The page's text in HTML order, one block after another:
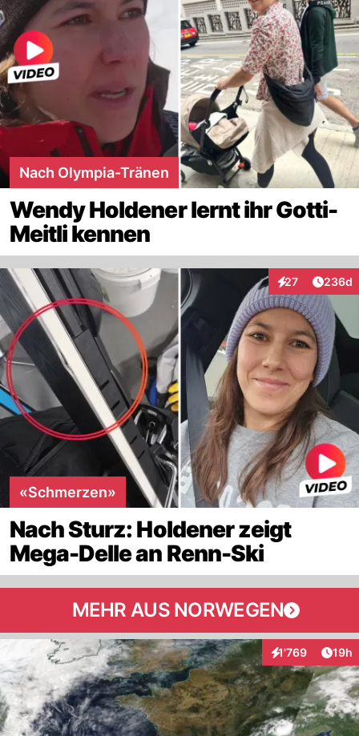
Nach Olympia-Tränen
Wendy Holdener lernt ihr Gotti-
Meitli kennen
27
Interaktionen
236d
«Schmerzen»
Nach Sturz: Holdener zeigt
Mega-Delle an Renn-Ski
MEHR AUS NORWEGEN
1'769
Interaktionen19h